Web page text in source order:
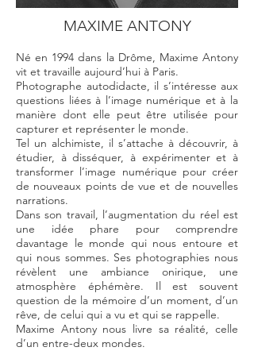
MAXIME ANTONY
Né en 1994 dans la Drôme, Maxime Antony
vit et travaille aujourd’hui à Paris.
Photographe autodidacte, il s’intéresse aux
questions liées à l’image numérique et à la
manière dont elle peut être utilisée pour
capturer et représenter le monde.
Tel un alchimiste, il s’attache à découvrir, à
étudier, à disséquer, à expérimenter et à
transformer l’image numérique pour créer
de nouveaux points de vue et de nouvelles
narrations.
Dans son travail, l’augmentation du réel est
une idée phare pour comprendre
davantage le monde qui nous entoure et
qui nous sommes. Ses photographies nous
révèlent une ambiance onirique, une
atmosphère éphémère. Il est souvent
question de la mémoire d’un moment, d’un
rêve, de celui qui a vu et qui se rappelle.
Maxime Antony nous livre sa réalité, celle
d’un entre-deux mondes.